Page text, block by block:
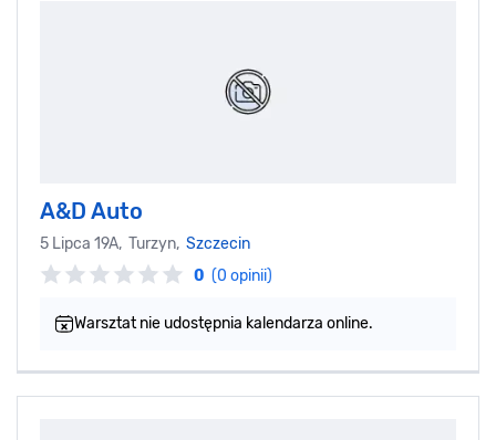
A&D Auto
5 Lipca 19A, Turzyn, Szczecin
0 (0 opinii)
Warsztat nie udostępnia kalendarza online.